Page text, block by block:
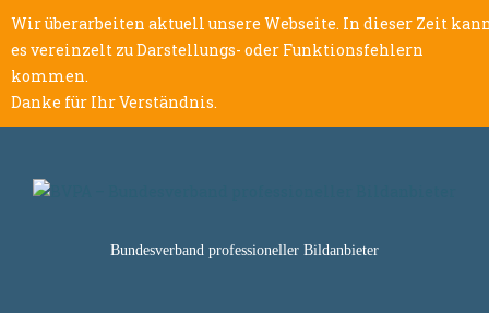
Wir überarbeiten aktuell unsere Webseite. In dieser Zeit
es vereinzelt zu Darstellungs- oder Funktionsfehlern
kommen.
Danke für Ihr Verständnis.
Bundesverband professioneller Bildanbieter